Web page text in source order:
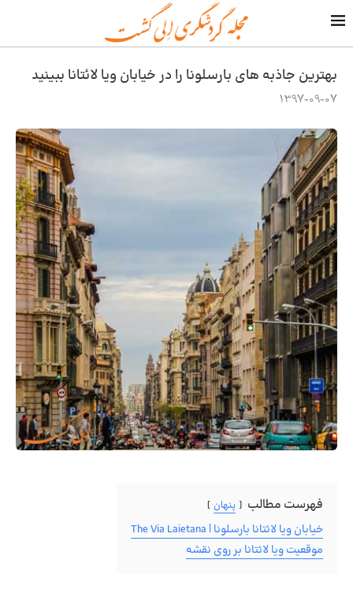
بهترین جاذبه های بارسلونا را در خیابان ویا لائتانا ببینید
1397-09-07
فهرست مطالب پنهان
خیابان ویا لائتانا بارسلونا | The Via Laietana
موقعیت ویا لائتانا بر روی نقشه